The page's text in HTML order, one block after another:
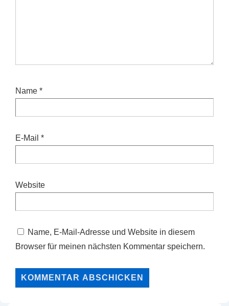
Name *
E-Mail *
Website
Name, E-Mail-Adresse und Website in diesem
Browser für meinen nächsten Kommentar speichern.